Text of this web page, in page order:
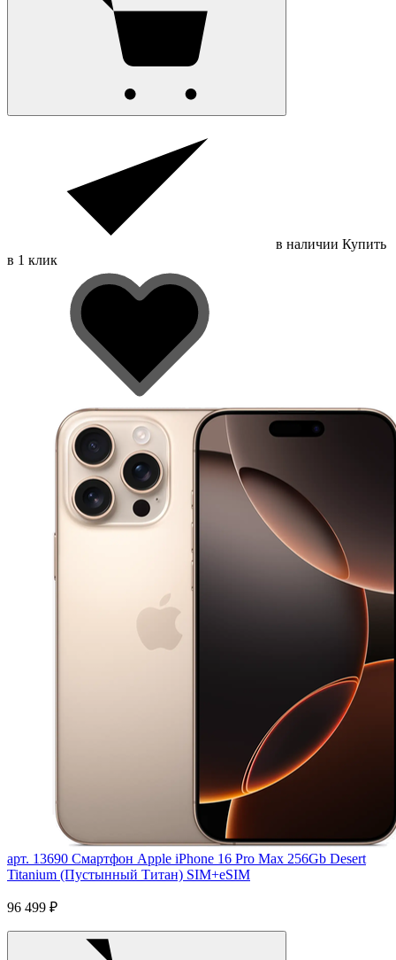
в наличии Купить
в 1 клик
арт. 13690 Смартфон Apple iPhone 16 Pro Max 256Gb Desert
Titanium (Пустынный Титан) SIM+eSIM
96 499 ₽